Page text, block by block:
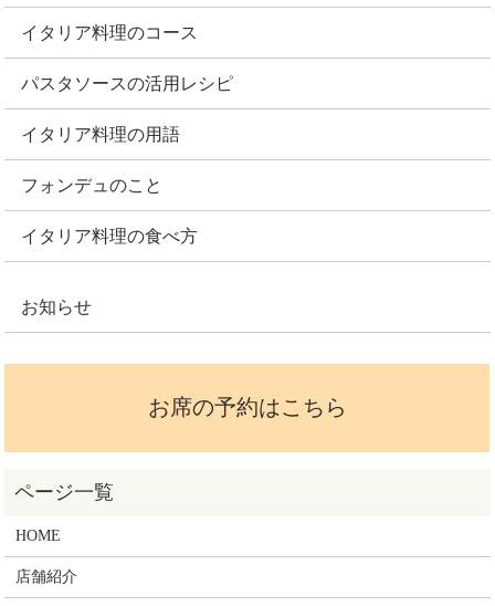
イタリア料理のコース
パスタソースの活用レシピ
イタリア料理の用語
フォンデュのこと
イタリア料理の食べ方
お知らせ
お席の予約はこちら
HOME
店舗紹介